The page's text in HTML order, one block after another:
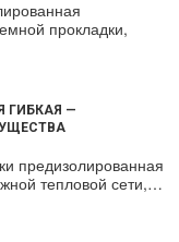
прокладки,
ГИБКАЯ —
предизолированная
тепловой сети,…